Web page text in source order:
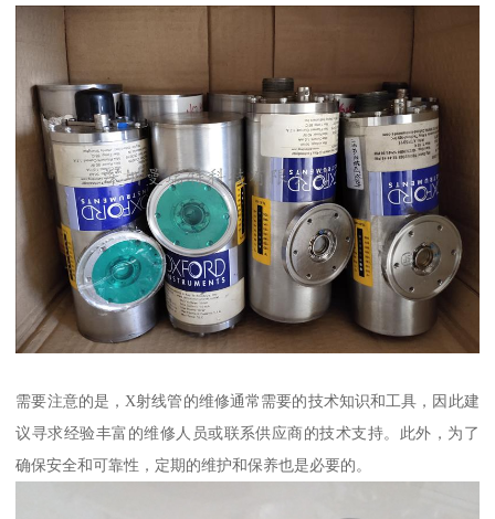
需要注意的是，X射线管的维修通常需要的技术知识和工具，因此建
议寻求经验丰富的维修人员或联系供应商的技术支持。此外，为了
确保安全和可靠性，定期的维护和保养也是必要的。